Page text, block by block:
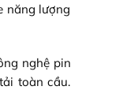
năng lượng
nghệ pin
toàn cầu.